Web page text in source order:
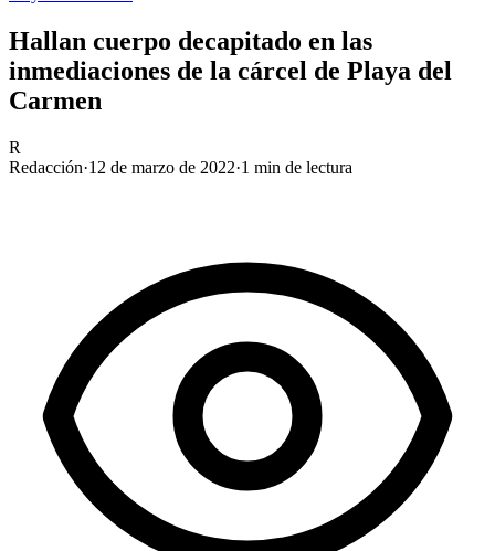
Hallan cuerpo decapitado en las
inmediaciones de la cárcel de Playa del
Carmen
R
Redacción·12 de marzo de 2022·1 min de lectura